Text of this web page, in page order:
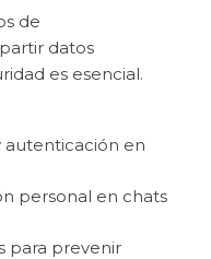
de
datos
es esencial.
autenticación en
personal en chats
para prevenir